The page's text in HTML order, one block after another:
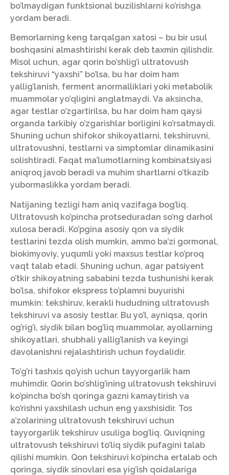
bo’lmaydigan funktsional buzilishlarni ko’rishga
yordam beradi.
Bemorlarning keng tarqalgan xatosi – bu bir usul
boshqasini almashtirishi kerak deb taxmin qilishdir.
Misol uchun, agar qorin bo’shlig’i ultratovush
tekshiruvi “yaxshi” bo’lsa, bu har doim ham
yallig’lanish, ferment anormalliklari yoki metabolik
muammolar yo’qligini anglatmaydi. Va aksincha,
agar testlar o’zgartirilsa, bu har doim ham qaysi
organda tarkibiy o’zgarishlar borligini ko’rsatmaydi.
Shuning uchun shifokor shikoyatlarni, tekshiruvni,
ultratovushni, testlarni va simptomlar dinamikasini
solishtiradi. Faqat ma’lumotlarning kombinatsiyasi
aniqroq javob beradi va muhim shartlarni o’tkazib
yubormaslikka yordam beradi.
Natijaning tezligi ham aniq vazifaga bog’liq.
Ultratovush ko’pincha protseduradan so’ng darhol
xulosa beradi. Ko’pgina asosiy qon va siydik
testlarini tezda olish mumkin, ammo ba’zi gormonal,
biokimyoviy, yuqumli yoki maxsus testlar ko’proq
vaqt talab etadi. Shuning uchun, agar patsiyent
o’tkir shikoyatning sababini tezda tushunishi kerak
bo’lsa, shifokor ekspress to’plamni buyurishi
mumkin: tekshiruv, kerakli hududning ultratovush
tekshiruvi va asosiy testlar. Bu yo’l, ayniqsa, qorin
og’rig’i, siydik bilan bog’liq muammolar, ayollarning
shikoyatlari, shubhali yallig’lanish va keyingi
davolanishni rejalashtirish uchun foydalidir.
To’g’ri tashxis qo’yish uchun tayyorgarlik ham
muhimdir. Qorin bo’shlig’ining ultratovush tekshiruvi
ko’pincha bo’sh qoringa gazni kamaytirish va
ko’rishni yaxshilash uchun eng yaxshisidir. Tos
a’zolarining ultratovush tekshiruvi uchun
tayyorgarlik tekshiruv usuliga bog’liq. Quviqning
ultratovush tekshiruvi to’liq siydik pufagini talab
qilishi mumkin. Qon tekshiruvi ko’pincha ertalab och
qoringa, siydik sinovlari esa yig’ish qoidalariga